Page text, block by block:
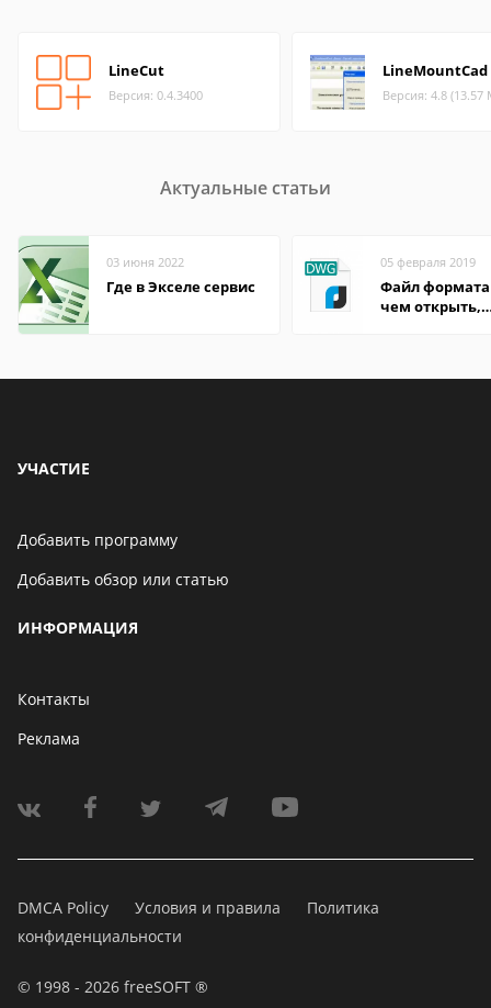
LineCut
Версия: 0.4.3400
LineMountCad
Версия: 4.8 (13.57
Актуальные статьи
03 июня 2022
Где в Экселе сервис
05 февраля 2019
Файл формата
чем открыть,
УЧАСТИЕ
Добавить программу
Добавить обзор или статью
ИНФОРМАЦИЯ
Контакты
Реклама
DMCA Policy Условия и правила
Политика
конфиденциальности
© 1998 - 2026 freeSOFT ®